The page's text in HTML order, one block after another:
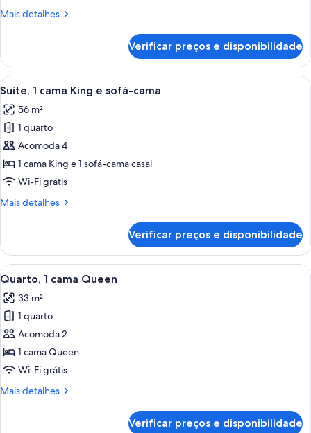
King
Mais detalhes
Mais
1
cama
King
Verificar preços e disponibilidade
Carrega
todas
as
fotos
de
Suíte,
1
King
cama
Quarto de hotel com sofá cinzento,
8
Suíte, 1 cama King e sofá-cama
56 m²
1 quarto
Acomoda 4
1 cama King e 1 sofá-cama casal
Wi-Fi grátis
Mais detalhes
Mais
1
cama
King
sofá-
cama
Verificar preços e disponibilidade
Carrega
todas
as
fotos
de
Quarto,
1
Queen
Quarto de hotel com uma cama
7
Quarto, 1 cama Queen
33 m²
1 quarto
Acomoda 2
1 cama Queen
Wi-Fi grátis
Mais detalhes
Mais
Verificar preços e disponibilidade